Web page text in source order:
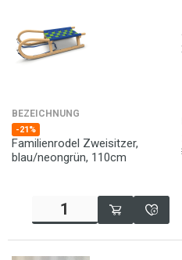
BEZEICHNUNG
-21%
Familienrodel Zweisitzer,
blau/neongrün, 110cm